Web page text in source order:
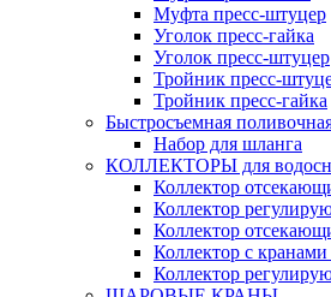
Муфта пресс-штуцер
Уголок пресс-гайка
Уголок пресс-штуцер
Тройник пресс-
Тройник пресс-гайка
Быстросъемная
Набор для шланга
КОЛЛЕКТОРЫ для
Коллектор
Коллектор
Коллектор
Коллектор с
Коллектор